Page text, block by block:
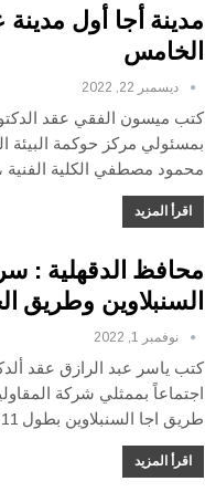
مدينة أجا أول
الخامس
ديسمبر 22, 2022
كتب ميسون الفقي عقد
بمسئولي مركز حوكمة البيئة
محمود مصطفي الكلية الفنية
اقرأ المزيد
محافظ الدقهلية :
السنبلاوين وطريق
نوفمبر 1, 2022
كتب ياسر عبد الرازق عقد
اجتماعاً بممثلي شركة
طريق اجا السنبلاوين بطول 11 كيلو من المسافة من أجا الي السنبلاوين حتي…
اقرأ المزيد